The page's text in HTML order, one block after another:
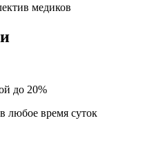
медиков
до 20%
любое время суток